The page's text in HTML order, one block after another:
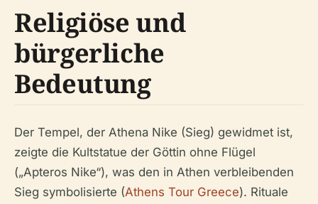
Religiöse und
bürgerliche
Bedeutung
Der Tempel, der Athena Nike (Sieg) gewidmet ist,
zeigte die Kultstatue der Göttin ohne Flügel
(„Apteros Nike“), was den in Athen verbleibenden
Sieg symbolisierte (Athens Tour Greece). Rituale